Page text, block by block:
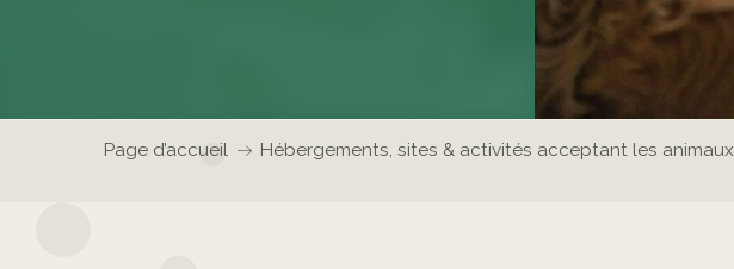
Page d’accueil Hébergements, sites & activités acceptant les animaux